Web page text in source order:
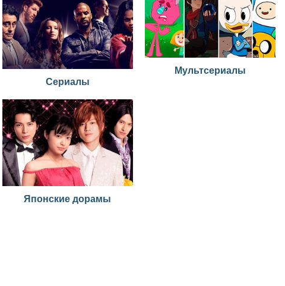
Сериалы
Мультсериалы
Японские дорамы